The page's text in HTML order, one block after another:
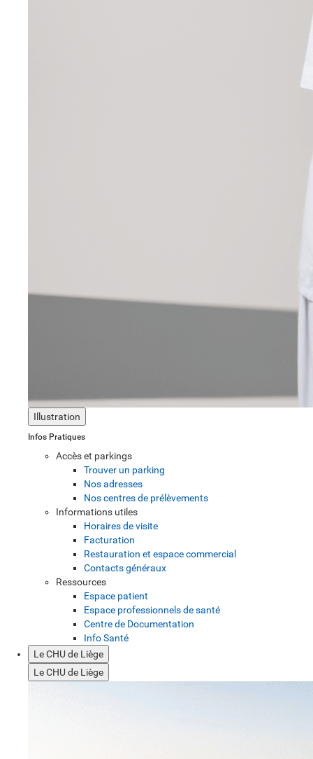
Illustration
Infos Pratiques
Accès et parkings
Trouver un parking
Nos adresses
Nos centres de prélèvements
Informations utiles
Horaires de visite
Facturation
Restauration et espace commercial
Contacts généraux
Ressources
Espace patient
Espace professionnels de santé
Centre de Documentation
Info Santé
Le CHU de Liège
Le CHU de Liège